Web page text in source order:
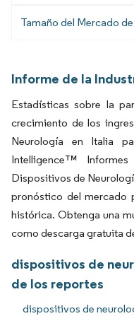
Tamaño del Mercado
Informe de la
Estadísticas sobre la
crecimiento de los
Neurología en Italia
Intelligence™
Dispositivos de
pronóstico del mercado
histórica. Obtenga una
como descarga gratuita
dispositivos de
de los reportes
dispositivos de